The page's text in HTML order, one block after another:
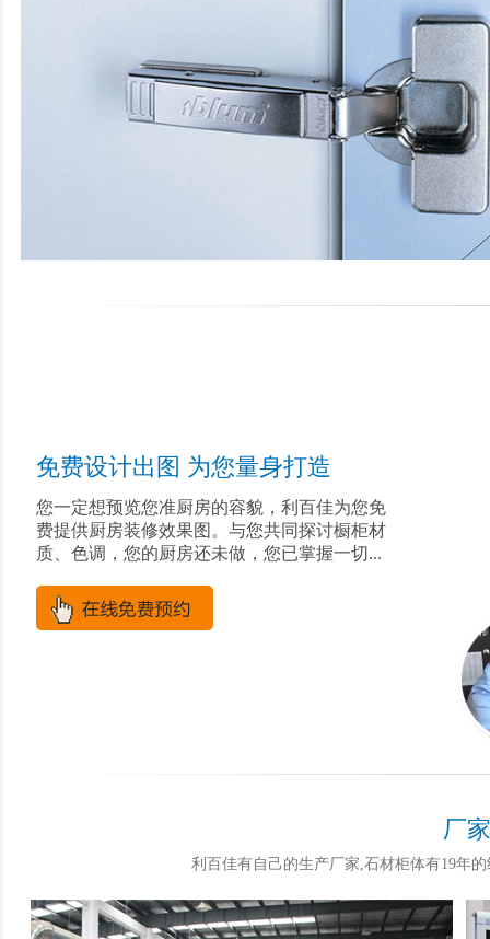
免费设计出图 为您量身打造
您一定想预览您准厨房的容貌，利百佳为您免
费提供厨房装修效果图。与您共同探讨橱柜材
质、色调，您的厨房还未做，您已掌握一切...
厂
利百佳有自己的生产厂家,石材柜体有19年